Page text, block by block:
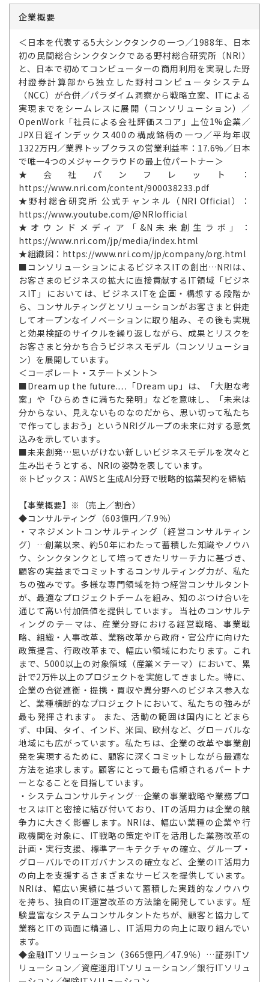
企業概要
＜日本を代表する5大シンクタンクの一つ／1988年、日本
初の民間総合シンクタンクである野村総合研究所（NRI）
と、日本で初めてコンピューターの商用利用を実現した野
村證券計算部から独立した野村コンピュータシステム
（NCC）が合併／パラダイム洞察から戦略立案、ITによる
実現までをシームレスに展開（コンソリューション）／
OpenWork「社員による会社評価スコア」上位1%企業／
JPX日経インデックス400の構成銘柄の一つ／平均年収
1322万円／業界トップクラスの営業利益率：17.6%／日本
で唯一4つのメジャークラウドの最上位パートナー＞
★会社パンフレット：
https://www.nri.com/content/900038233.pdf
★野村総合研究所 公式チャンネル（NRI Official）：
https://www.youtube.com/@NRIofficial
★オウンドメディア「&N未来創生ラボ」：
https://www.nri.com/jp/media/index.html
★組織図：https://www.nri.com/jp/company/org.html
■コンソリューションによるビジネスITの創出…NRIは、
お客さまのビジネスの拡大に直接貢献するIT領域「ビジネ
スIT」においては、ビジネスITを企画・構想する段階か
ら、コンサルティングとソリューションがお客さまと併走
してオープンなイノベーションに取り組み、その後も実現
と効果検証のサイクルを繰り返しながら、成果とリスクを
お客さまと分かち合うビジネスモデル（コンソリューショ
ン）を展開しています。
＜コーポレート・ステートメント＞
■Dream up the future.…「Dream up」は、「大胆な考
案」や「ひらめきに満ちた発明」などを意味し、「未来は
分からない、見えないものなのだから、思い切って私たち
で作ってしまおう」というNRIグループの未来に対する意気
込みを示しています。
■未来創発…思いがけない新しいビジネスモデルを次々と
生み出そうとする、NRIの姿勢を表しています。
※トピックス：AWSと生成AI分野で戦略的協業契約を締結
【事業概要】※（売上／割合）
◆コンサルティング（603億円／7.9％）
・マネジメントコンサルティング（経営コンサルティン
グ）…創業以来、約50年にわたって蓄積した知識やノウハ
ウ、シンクタンクとして培ってきたリサーチ力に基づき、
顧客の実益までコミットするコンサルティング力が、私た
ちの強みです。多様な専門領域を持つ経営コンサルタント
が、最適なプロジェクトチームを組み、知のぶつけ合いを
通じて高い付加価値を提供しています。 当社のコンサルテ
ィングのテーマは、産業分野における経営戦略、事業戦
略、組織・人事改革、業務改革から政府・官公庁に向けた
政策提言、行政改革まで、幅広い領域にわたります。これ
まで、5000以上の対象領域（産業×テーマ）において、累
計で2万件以上のプロジェクトを実施してきました。特に、
企業の合従連衡・提携・買収や異分野へのビジネス参入な
ど、業種横断的なプロジェクトにおいて、私たちの強みが
最も発揮されます。 また、活動の範囲は国内にとどまら
ず、中国、タイ、インド、米国、欧州など、グローバルな
地域にも広がっています。私たちは、企業の改革や事業創
発を実現するために、顧客に深くコミットしながら最適な
方法を追求します。顧客にとって最も信頼されるパートナ
ーとなることを目指しています。
・システムコンサルティング…企業の事業戦略や業務プロ
セスはITと密接に結び付いており、ITの活用力は企業の競
争力に大きく影響します。NRIは、幅広い業種の企業や行
政機関を対象に、IT戦略の策定やITを活用した業務改革の
計画・実行支援、標準アーキテクチャの確立、グループ・
グローバルでのITガバナンスの確立など、企業のIT活用力
の向上を支援するさまざまなサービスを提供しています。
NRIは、幅広い実績に基づいて蓄積した実践的なノウハウ
を持ち、独自のIT運営改革の方法論を開発しています。経
験豊富なシステムコンサルタントたちが、顧客と協力して
業務とITの両面に精通し、IT活用力の向上に取り組んでい
ます。
◆金融ITソリューション（3665億円／47.9％）…証券ITソ
リューション／資産運用ITソリューション／銀行ITソリュ